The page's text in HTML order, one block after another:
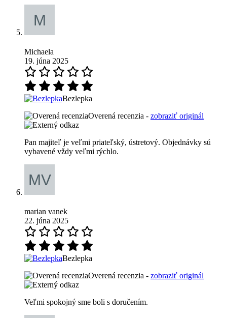
Michaela
19. júna 2025
Bezlepka
Overená recenzia - zobraziť originál
Pan majiteľ je veľmi priateľský, ústretový. Objednávky sú
vybavené vždy veľmi rýchlo.
marian vanek
22. júna 2025
Bezlepka
Overená recenzia - zobraziť originál
Veľmi spokojný sme boli s doručením.